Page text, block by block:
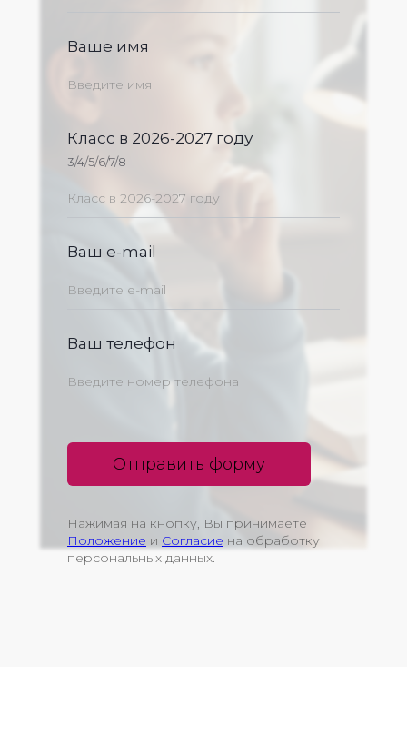
Ваше имя
Класс в 2026-2027 году
3/4/5/6/7/8
Ваш e-mail
Ваш телефон
Отправить форму
Нажимая на кнопку, Вы принимаете
Положение и Согласие на обработку
персональных данных.